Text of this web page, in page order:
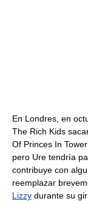
En Londres, en
The Rich Kids
Of Princes In
pero Ure tendría
contribuye con
reemplazar
Lizzy durante su